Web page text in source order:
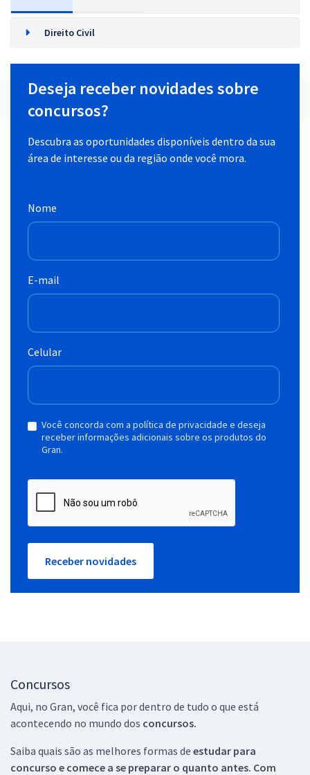
Direito Civil
Deseja receber novidades sobre
concursos?
Descubra as oportunidades disponíveis dentro da sua
área de interesse ou da região onde você mora.
Nome
E-mail
Celular
Você concorda com a política de privacidade e deseja
receber informações adicionais sobre os produtos do
Gran.
Receber novidades
Concursos
Aqui, no Gran, você fica por dentro de tudo o que está
acontecendo no mundo dos concursos.
Saiba quais são as melhores formas de estudar para
concurso e comece a se preparar o quanto antes. Com